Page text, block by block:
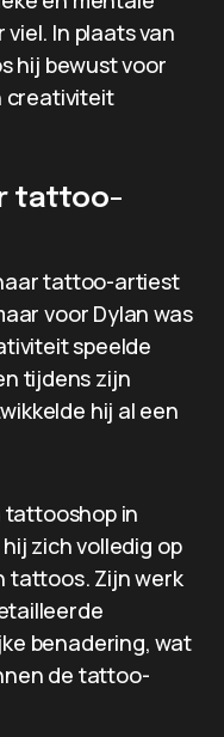
In plaats van
hij bewust voor
creativiteit
tattoo-
tattoo-artiest
voor Dylan was
speelde
tijdens zijn
hij al een
tattooshop in
zich volledig op
tattoos. Zijn werk
benadering, wat
de tattoo-